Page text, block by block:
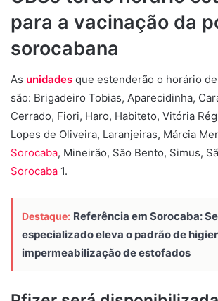
para a vacinação da
sorocabana
As unidades que estenderão o horário
são: Brigadeiro Tobias, Aparecidinha,
Cerrado, Fiori, Haro, Habiteto, Vitória
Lopes de Oliveira, Laranjeiras, Márcia
Sorocaba, Mineirão, São Bento, Simus,
Sorocaba 1.
Destaque: Referência em Sorocaba:
especializado eleva o padrão de
impermeabilização de estofados